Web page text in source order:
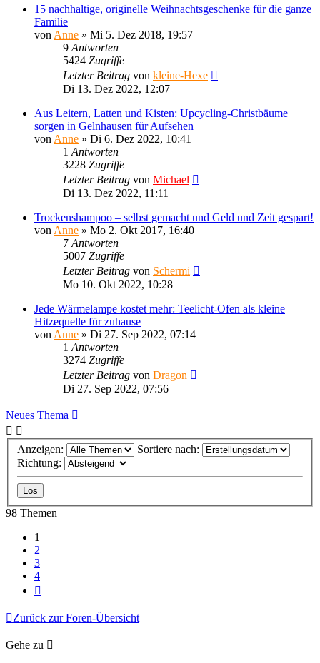
15 nachhaltige, originelle Weihnachtsgeschenke für die ganze
Familie
von Anne » Mi 5. Dez 2018, 19:57
9 Antworten
5424 Zugriffe
Letzter Beitrag von kleine-Hexe
Di 13. Dez 2022, 12:07
Aus Leitern, Latten und Kisten: Upcycling-Christbäume
sorgen in Gelnhausen für Aufsehen
von Anne » Di 6. Dez 2022, 10:41
1 Antworten
3228 Zugriffe
Letzter Beitrag von Michael
Di 13. Dez 2022, 11:11
Trockenshampoo – selbst gemacht und Geld und Zeit gespart!
von Anne » Mo 2. Okt 2017, 16:40
7 Antworten
5007 Zugriffe
Letzter Beitrag von Schermi
Mo 10. Okt 2022, 10:28
Jede Wärmelampe kostet mehr: Teelicht-Ofen als kleine
Hitzequelle für zuhause
von Anne » Di 27. Sep 2022, 07:14
1 Antworten
3274 Zugriffe
Letzter Beitrag von Dragon
Di 27. Sep 2022, 07:56
Neues Thema
Anzeigen:
Sortiere nach:
Richtung:
98 Themen
1
2
3
4
Zurück zur Foren-Übersicht
Gehe zu